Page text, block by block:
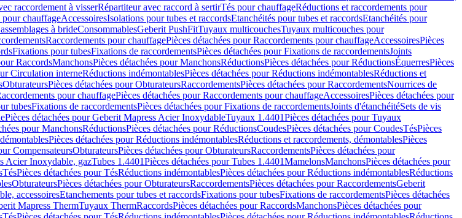
raccordement à visserRépartiteur avec raccord à sertirTés pour chauffageRéductions et raccordements pour
pour chauffageAccessoiresIsolations pour tubes et raccordsEtanchéités pour tubes et raccordsEtanchéités pour
à brideConsommablesGeberit PushFitTuyaux multicouchesTuyaux multicouches pour
Raccordements pour chauffagePièces détachées pour Raccordements pour chauffageAccessoiresPièces
Fixations pour tubesFixations de raccordementsPièces détachées pour Fixations de raccordementsJoints
RaccordsManchonsPièces détachées pour ManchonsRéductionsPièces détachées pour RéductionsÉquerresPièces
Circulation interneRéductions indémontablesPièces détachées pour Réductions indémontablesRéductions et
ObturateursPièces détachées pour ObturateursRaccordementsPièces détachées pour RaccordementsNourrices de
pour chauffagePièces détachées pour Raccordements pour chauffageAccessoiresPièces détachées pour
tubesFixations de raccordementsPièces détachées pour Fixations de raccordementsJoints d'étanchéitéSets de vis
Pièces détachées pour Geberit Mapress Acier InoxydableTuyaux 1.4401Pièces détachées pour Tuyaux
pour ManchonsRéductionsPièces détachées pour RéductionsCoudesPièces détachées pour CoudesTésPièces
Pièces détachées pour Réductions indémontablesRéductions et raccordements, démontablesPièces
CompensateursObturateursPièces détachées pour ObturateursRaccordementsPièces détachées pour
Acier Inoxydable, gazTubes 1.4401Pièces détachées pour Tubes 1.4401MamelonsManchonsPièces détachées pour
TésPièces détachées pour TésRéductions indémontablesPièces détachées pour Réductions indémontablesRéductions
ObturateursPièces détachées pour ObturateursRaccordementsPièces détachées pour RaccordementsGeberit
accessoiresEtanchements pour tubes et raccordsFixations pour tubesFixations de raccordementsPièces détachées
Mapress ThermTuyaux ThermRaccordsPièces détachées pour RaccordsManchonsPièces détachées pour